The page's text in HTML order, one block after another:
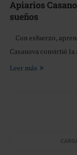
Apiarios
sueños
Con esfuerzo,
Casanova convirtió
Leer más